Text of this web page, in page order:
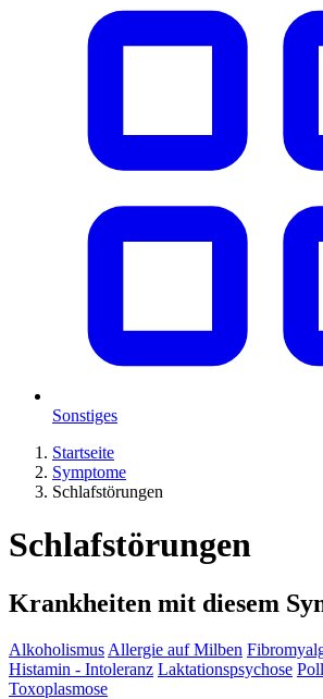
Sonstiges
Startseite
Symptome
Schlafstörungen
Schlafstörungen
Krankheiten mit diesem
Alkoholismus Allergie auf Milben
Histamin - Intoleranz Laktationspsychose
Toxoplasmose